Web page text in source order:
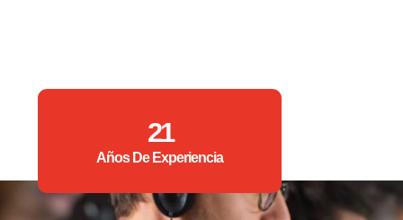
21
Años De Experiencia